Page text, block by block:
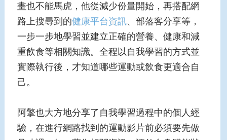
畫也不能馬虎，他從減少份量開始，再搭配網
路上搜尋到的健康平台資訊、部落客分享等，
一步一步地學習並建立正確的營養、健康和減
重飲食等相關知識。全程以自我學習的方式並
實際執行後，才知道哪些運動或飲食更適合自
己。
阿擎也大方地分享了自我學習過程中的個人經
驗，在進行網路找到的運動影片前必須要先做